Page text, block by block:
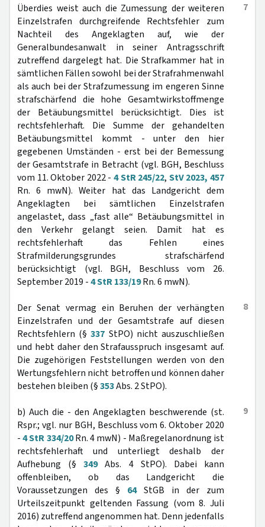
7
Überdies weist auch die Zumessung der weiteren
Einzelstrafen durchgreifende Rechtsfehler zum
Nachteil des Angeklagten auf, wie der
Generalbundesanwalt in seiner Antragsschrift
zutreffend dargelegt hat. Die Strafkammer hat in
sämtlichen Fällen sowohl bei der Strafrahmenwahl
als auch bei der Strafzumessung im engeren Sinne
strafschärfend die hohe Gesamtwirkstoffmenge
der Betäubungsmittel berücksichtigt. Dies ist
rechtsfehlerhaft. Die Summe der gehandelten
Betäubungsmittel kommt - unter den hier
gegebenen Umständen - erst bei der Bemessung
der Gesamtstrafe in Betracht (vgl. BGH, Beschluss
vom 11. Oktober 2022 - 4 StR 245/22, StV 2023, 457
Rn. 6 mwN). Weiter hat das Landgericht dem
Angeklagten bei sämtlichen Einzelstrafen
angelastet, dass „fast alle“ Betäubungsmittel in
den Verkehr gelangt seien. Damit hat es
rechtsfehlerhaft das Fehlen eines
Strafmilderungsgrundes strafschärfend
berücksichtigt (vgl. BGH, Beschluss vom 26.
September 2019 -4 StR 133/19Rn. 6 mwN).
8
Der Senat vermag ein Beruhen der verhängten
Einzelstrafen und der Gesamtstrafe auf diesen
Rechtsfehlern (§337 StPO) nicht auszuschließen
und hebt daher den Strafausspruch insgesamt auf.
Die zugehörigen Feststellungen werden von den
Wertungsfehlern nicht betroffen und können daher
bestehen bleiben (§353Abs. 2 StPO).
9
b) Auch die - den Angeklagten beschwerende (st.
Rspr.; vgl. nur BGH, Beschluss vom 6. Oktober 2020
-4 StR 334/20Rn. 4 mwN) - Maßregelanordnung ist
rechtsfehlerhaft und unterliegt deshalb der
Aufhebung (§349Abs. 4 StPO). Dabei kann
offenbleiben, ob das Landgericht die
Voraussetzungen des § 64StGB in der zum
Urteilszeitpunkt geltenden Fassung (vom 8. Juli
2016) zutreffend angenommen hat. Denn jedenfalls